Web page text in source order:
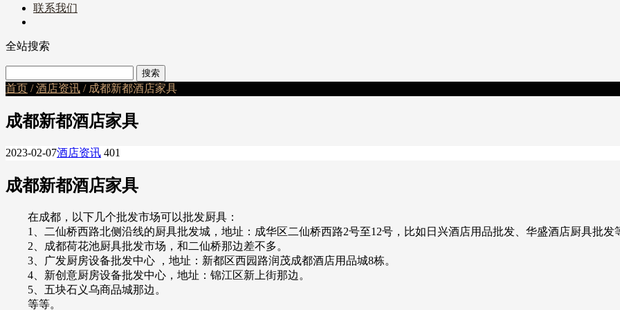
联系我们
全站搜索
首页 /酒店资讯 / 成都新都酒店家具
成都新都酒店家具
2023-02-07酒店资讯 401
成都新都酒店家具
在成都，以下几个批发市场可以批发厨具：
1、二仙桥西路北侧沿线的厨具批发城，地址：成华区二仙桥西路2号至12号，比如日兴酒店用品批发、华盛酒店厨具批发
2、成都荷花池厨具批发市场，和二仙桥那边差不多。
3、广发厨房设备批发中心 ，地址：新都区西园路润茂成都酒店用品城8栋。
4、新创意厨房设备批发中心，地址：锦江区新上街那边。
5、五块石义乌商品城那边。
等等。